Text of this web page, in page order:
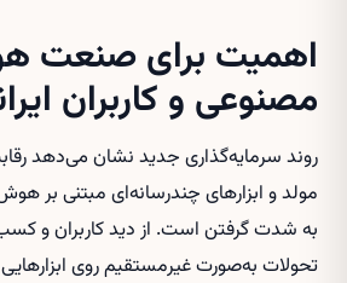
اهمیت برای صنعت
مصنوعی و کاربران
روند سرمایه‌گذاری جدید نشان می‌دهد
مولد و ابزارهای چندرسانه‌ای مبتنی بر
به شدت گرفتن است. از دید کاربران و
تحولات به‌صورت غیرمستقیم روی ابزارهایی